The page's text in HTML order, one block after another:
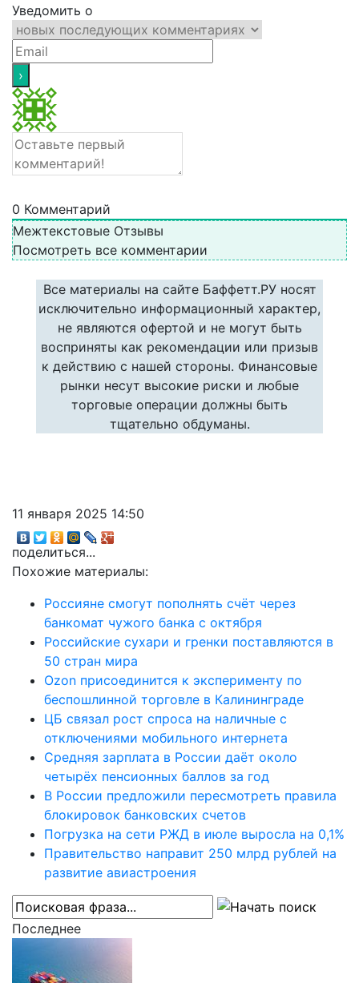
Уведомить о
0 Комментарий
Межтекстовые Отзывы
Посмотреть все комментарии
Все материалы на сайте Баффетт.РУ носят
исключительно информационный характер,
не являются офертой и не могут быть
восприняты как рекомендации или призыв
к действию с нашей стороны. Финансовые
рынки несут высокие риски и любые
торговые операции должны быть
тщательно обдуманы.
11 января 2025 14:50
поделиться...
Похожие материалы:
Россияне смогут пополнять счёт через
банкомат чужого банка с октября
Российские сухари и гренки поставляются в
50 стран мира
Ozon присоединится к эксперименту по
беспошлинной торговле в Калининграде
ЦБ связал рост спроса на наличные с
отключениями мобильного интернета
Средняя зарплата в России даёт около
четырёх пенсионных баллов за год
В России предложили пересмотреть правила
блокировок банковских счетов
Погрузка на сети РЖД в июле выросла на 0,1%
Правительство направит 250 млрд рублей на
развитие авиастроения
Последнее